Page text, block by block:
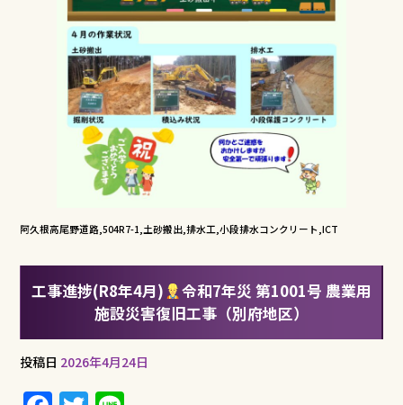
阿久根高尾野道路,504R7-1,土砂搬出,排水工,小段排水コンクリート,ICT
工事進捗(R8年4月)
令和7年災 第1001号 農業用
施設災害復旧工事（別府地区）
投稿日 2026年4月24日